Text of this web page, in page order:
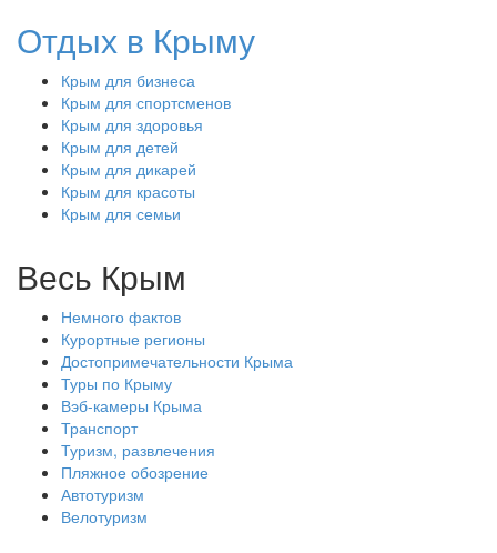
Отдых в Крыму
Крым для бизнеса
Крым для спортсменов
Крым для здоровья
Крым для детей
Крым для дикарей
Крым для красоты
Крым для семьи
Весь Крым
Немного фактов
Курортные регионы
Достопримечательности Крыма
Туры по Крыму
Вэб-камеры Крыма
Транспорт
Туризм, развлечения
Пляжное обозрение
Автотуризм
Велотуризм